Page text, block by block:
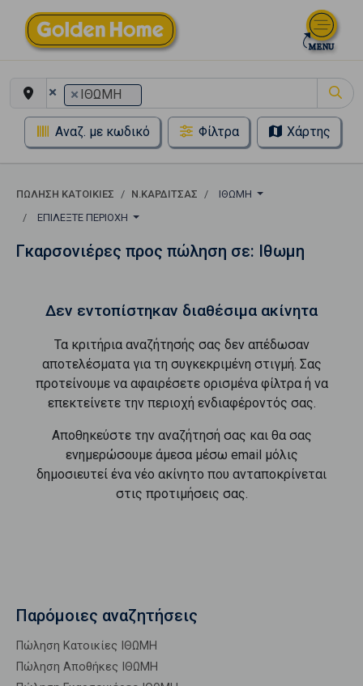
× × ΙΘΩΜΗ
Αναζ. με κωδικό Φίλτρα Χάρτης
ΠΏΛΗΣΗ ΚΑΤΟΙΚΊΕΣ Ν.ΚΑΡΔΙΤΣΑΣ
ΙΘΩΜΗ
ΕΠΙΛΈΞΤΕ ΠΕΡΙΟΧΉ
Γκαρσονιέρες προς πώληση σε: Ιθωμη
Δεν εντοπίστηκαν διαθέσιμα ακίνητα
Τα κριτήρια αναζήτησής σας δεν απέδωσαν
αποτελέσματα για τη συγκεκριμένη στιγμή. Σας
προτείνουμε να αφαιρέσετε ορισμένα φίλτρα ή να
επεκτείνετε την περιοχή ενδιαφέροντός σας.
Αποθηκεύστε την αναζήτησή σας και θα σας
ενημερώσουμε άμεσα μέσω email μόλις
δημοσιευτεί ένα νέο ακίνητο που ανταποκρίνεται
στις προτιμήσεις σας.
Παρόμοιες αναζητήσεις
Πώληση Κατοικίες ΙΘΩΜΗ
Πώληση Αποθήκες ΙΘΩΜΗ